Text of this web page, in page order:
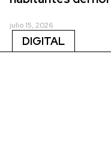
julio 15, 2026
DIGITAL